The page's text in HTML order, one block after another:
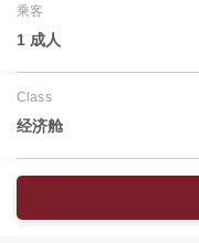
乘客
1 成人
Class
经济舱